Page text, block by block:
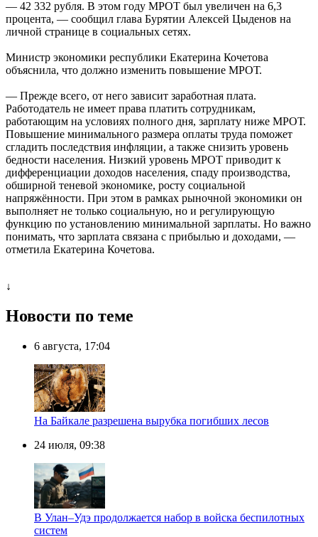
— 42 332 рубля. В этом году МРОТ был увеличен на 6,3
процента, — сообщил глава Бурятии Алексей Цыденов на
личной странице в социальных сетях.
Министр экономики республики Екатерина Кочетова
объяснила, что должно изменить повышение МРОТ.
— Прежде всего, от него зависит заработная плата.
Работодатель не имеет права платить сотрудникам,
работающим на условиях полного дня, зарплату ниже МРОТ.
Повышение минимального размера оплаты труда поможет
сгладить последствия инфляции, а также снизить уровень
бедности населения. Низкий уровень МРОТ приводит к
дифференциации доходов населения, спаду производства,
обширной теневой экономике, росту социальной
напряжённости. При этом в рамках рыночной экономики он
выполняет не только социальную, но и регулирующую
функцию по установлению минимальной зарплаты. Но важно
понимать, что зарплата связана с прибылью и доходами, —
отметила Екатерина Кочетова.
↓
Новости по теме
6 августа, 17:04
На Байкале разрешена вырубка погибших лесов
24 июля, 09:38
В Улан–Удэ продолжается набор в войска беспилотных
систем